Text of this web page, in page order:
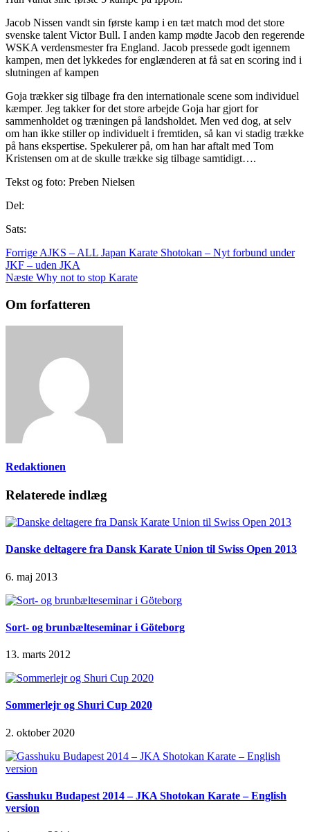
Jacob Nissen vandt sin første kamp i en tæt match mod det store
svenske talent Victor Bull. I anden kamp mødte Jacob den regerende
WSKA verdensmester fra England. Jacob pressede godt igennem
kampen, men det lykkedes for englænderen at få sat en scoring ind i
slutningen af kampen
Goja trækker sig tilbage fra den internationale scene som individuel
kæmper. Jeg takker for det store arbejde Goja har gjort for
sammenholdet og træningen på landsholdet. Men ved dog, at selv
om han ikke stiller op individuelt i fremtiden, så kan vi stadig trække
på hans ekspertise. Spekulerer på, om han har aftalt med Tom
Kristensen om at de skulle trække sig tilbage samtidigt….
Tekst og foto: Preben Nielsen
Del:
Sats:
Forrige AJKS – ALL Japan Karate Shotokan – Nyt forbund under
JKF – uden JKA
Næste Why not to stop Karate
Om forfatteren
Redaktionen
Relaterede indlæg
Danske deltagere fra Dansk Karate Union til Swiss Open 2013
6. maj 2013
Sort- og brunbælteseminar i Göteborg
13. marts 2012
Sommerlejr og Shuri Cup 2020
2. oktober 2020
Gasshuku Budapest 2014 – JKA Shotokan Karate – English
version